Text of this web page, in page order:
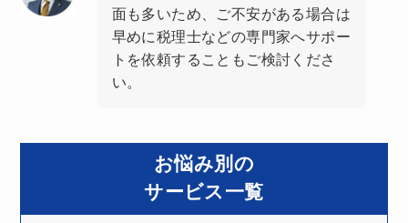
面も多いため、ご不安がある場合は
早めに税理士などの専門家へサポー
トを依頼することもご検討くださ
い。
お悩み別の
サービス一覧